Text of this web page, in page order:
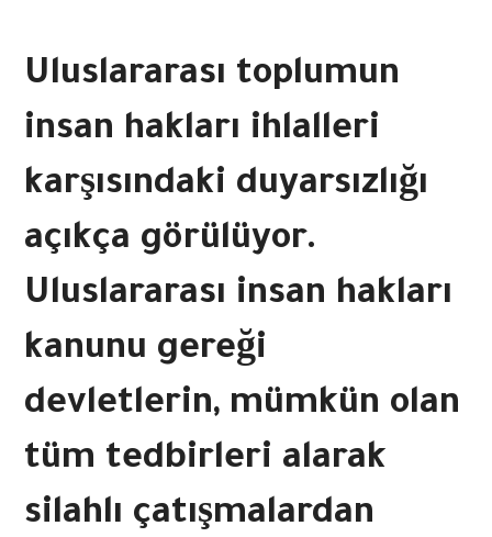
Uluslararası toplumun
insan hakları ihlalleri
karşısındaki duyarsızlığı
açıkça görülüyor.
Uluslararası insan hakları
kanunu gereği
devletlerin, mümkün olan
tüm tedbirleri alarak
silahlı çatışmalardan